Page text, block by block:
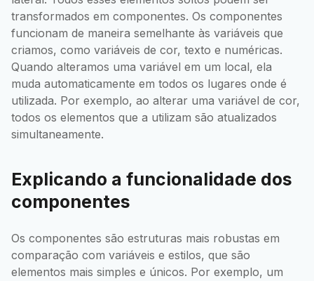
transformados em componentes. Os componentes
funcionam de maneira semelhante às variáveis que
criamos, como variáveis de cor, texto e numéricas.
Quando alteramos uma variável em um local, ela
muda automaticamente em todos os lugares onde é
utilizada. Por exemplo, ao alterar uma variável de cor,
todos os elementos que a utilizam são atualizados
simultaneamente.
Explicando a funcionalidade dos
componentes
Os componentes são estruturas mais robustas em
comparação com variáveis e estilos, que são
elementos mais simples e únicos. Por exemplo, um